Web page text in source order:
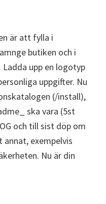
är att fylla i
butiken och i
upp en logotyp
uppgifter. Nu
(/install),
ska vara (5st
och till sist döp om
exempelvis
Nu är din